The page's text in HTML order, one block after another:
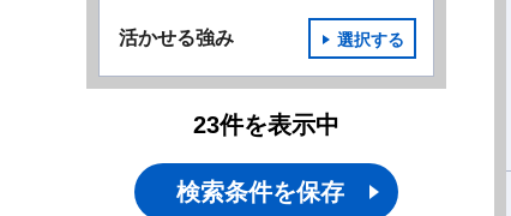
活かせる強み 選択する
23件を表示中
検索条件を保存